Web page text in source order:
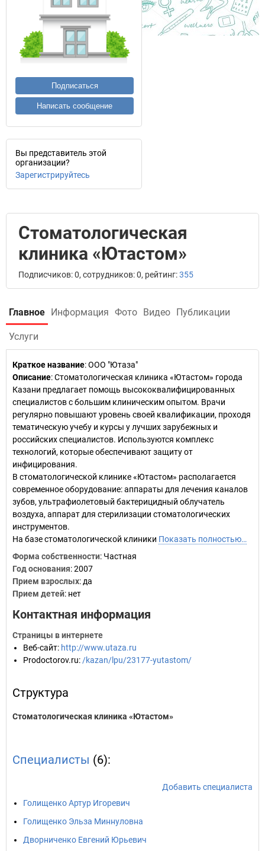
Подписаться
Написать сообщение
Вы представитель этой
организации?
Зарегистрируйтесь
Стоматологическая
клиника «Ютастом»
Подписчиков: 0, сотрудников: 0, рейтинг:355
Главное Информация Фото Видео Публикации
Услуги
Краткое название:ООО "Ютаза"
Описание: Стоматологическая клиника «Ютастом» города
Казани предлагает помощь высококвалифицированных
специалистов с большим клиническим опытом. Врачи
регулярно повышают уровень своей квалификации, проходя
тематическую учебу и курсы у лучших зарубежных и
российских специалистов. Используются комплекс
технологий, которые обеспечивают защиту от
инфицирования.
В стоматологической клинике «Ютастом» располагается
современное оборудование: аппараты для лечения каналов
зубов, ультрафиолетовый бактерицидный облучатель
воздуха, аппарат для стерилизации стоматологических
инструментов.
На базе стоматологической клиники Показать полностью…
Форма собственности: Частная
Год основания:2007
Прием взрослых: да
Прием детей: нет
Контактная информация
Страницы в интернете
Веб-сайт: http://www.utaza.ru
Prodoctorov.ru: /kazan/lpu/23177-yutastom/
Структура
Стоматологическая клиника «Ютастом»
Специалисты (6):
Добавить специалиста
Голищенко Артур Игоревич
Голищенко Эльза Миннуловна
Дворниченко Евгений Юрьевич